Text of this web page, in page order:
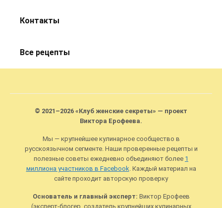
Контакты
Все рецепты
© 2021–2026 «Клуб женские секреты» — проект
Виктора Ерофеева.
Мы — крупнейшее кулинарное сообщество в
русскоязычном сегменте. Наши проверенные рецепты и
полезные советы ежедневно объединяют более 1
миллиона участников в Facebook . Каждый материал на
сайте проходит авторскую проверку
Основатель и главный эксперт: Виктор Ерофеев
(эксперт-блогер, создатель крупнейших кулинарных